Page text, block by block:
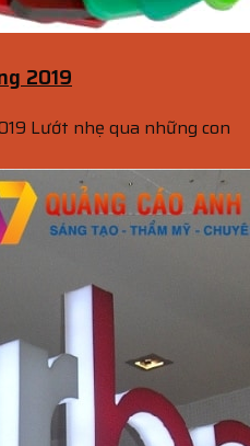
2019
Lướt nhẹ qua những con